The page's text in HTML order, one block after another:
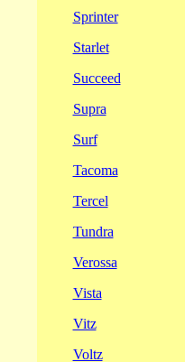
Sprinter
Starlet
Succeed
Supra
Surf
Tacoma
Tercel
Tundra
Verossa
Vista
Vitz
Voltz